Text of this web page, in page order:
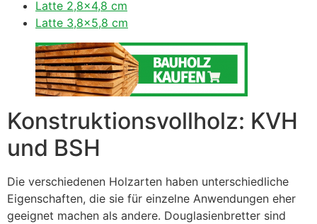
Latte 2,8×4,8 cm
Latte 3,8×5,8 cm
Konstruktionsvollholz: KVH
und BSH
Die verschiedenen Holzarten haben unterschiedliche
Eigenschaften, die sie für einzelne Anwendungen eher
geeignet machen als andere. Douglasienbretter sind